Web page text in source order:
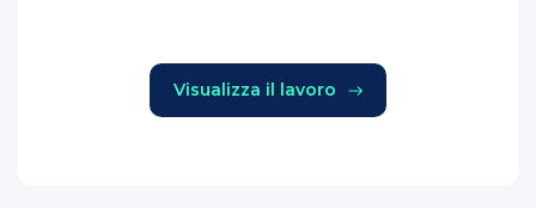
Visualizza il lavoro